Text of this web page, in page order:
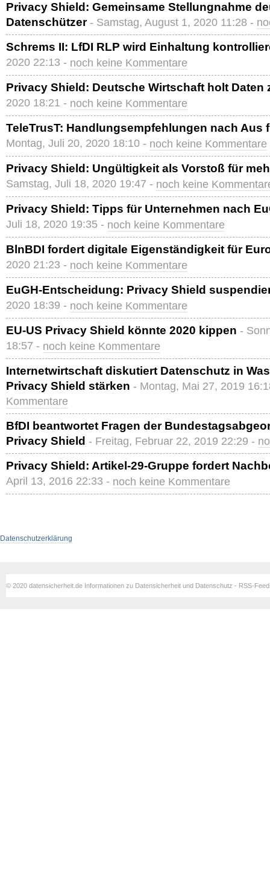
Privacy Shield: Gemeinsame Stellungnahme
Datenschützer - Samstag, August 1, 2020 11:28 -
Schrems II: LfDI RLP wird Einhaltung
2020 22:13 - noch keine Kommentare
Privacy Shield: Deutsche Wirtschaft holt Daten
2020 18:21 - noch keine Kommentare
TeleTrusT: Handlungsempfehlungen nach Aus
Montag, Juli 20, 2020 18:10 - noch keine Kommentare
Privacy Shield: Ungültigkeit als Vorstoß für
Samstag, Juli 18, 2020 19:47 - noch keine
Privacy Shield: Tipps für Unternehmen nach
Juli 18, 2020 19:35 - noch keine Kommentare
BlnBDI fordert digitale Eigenständigkeit für
2020 21:23 - noch keine Kommentare
EuGH-Entscheidung: Privacy Shield
2020 18:39 - noch keine Kommentare
EU-US Privacy Shield könnte 2020 kippen -
18:57 - noch keine Kommentare
Internetwirtschaft diskutiert Datenschutz in
Privacy Shield stärken - Montag, Mai 27, 2019
Kommentare
BfDI beantwortet Fragen der
Privacy Shield - Freitag, Februar 22, 2019 22:29 -
Privacy Shield: Artikel-29-Gruppe fordert
April 13, 2016 22:33 - noch keine Kommentare
Datenschutzerklärung
© 2020 datensicherheit.de Informationen zu Datensicherheit und Datenschutz - RSS-